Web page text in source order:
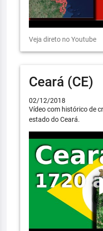
Veja direto no Youtube
Ceará (CE)
02/12/2018
Vídeo com histórico de
estado do Ceará.